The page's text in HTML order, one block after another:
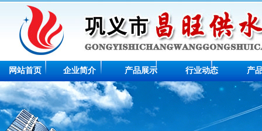
网站首页 企业简介 产品展示 行业动态 产